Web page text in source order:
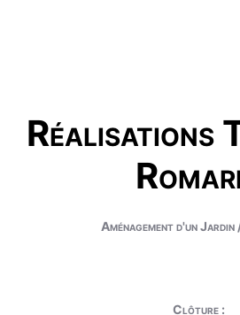
Réalisations
Aménagement d'un
Clôture :